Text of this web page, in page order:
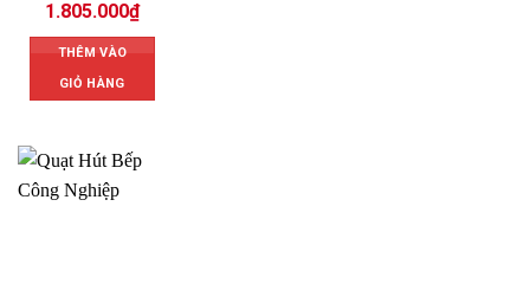
1.805.000₫
THÊM VÀO
GIỎ HÀNG